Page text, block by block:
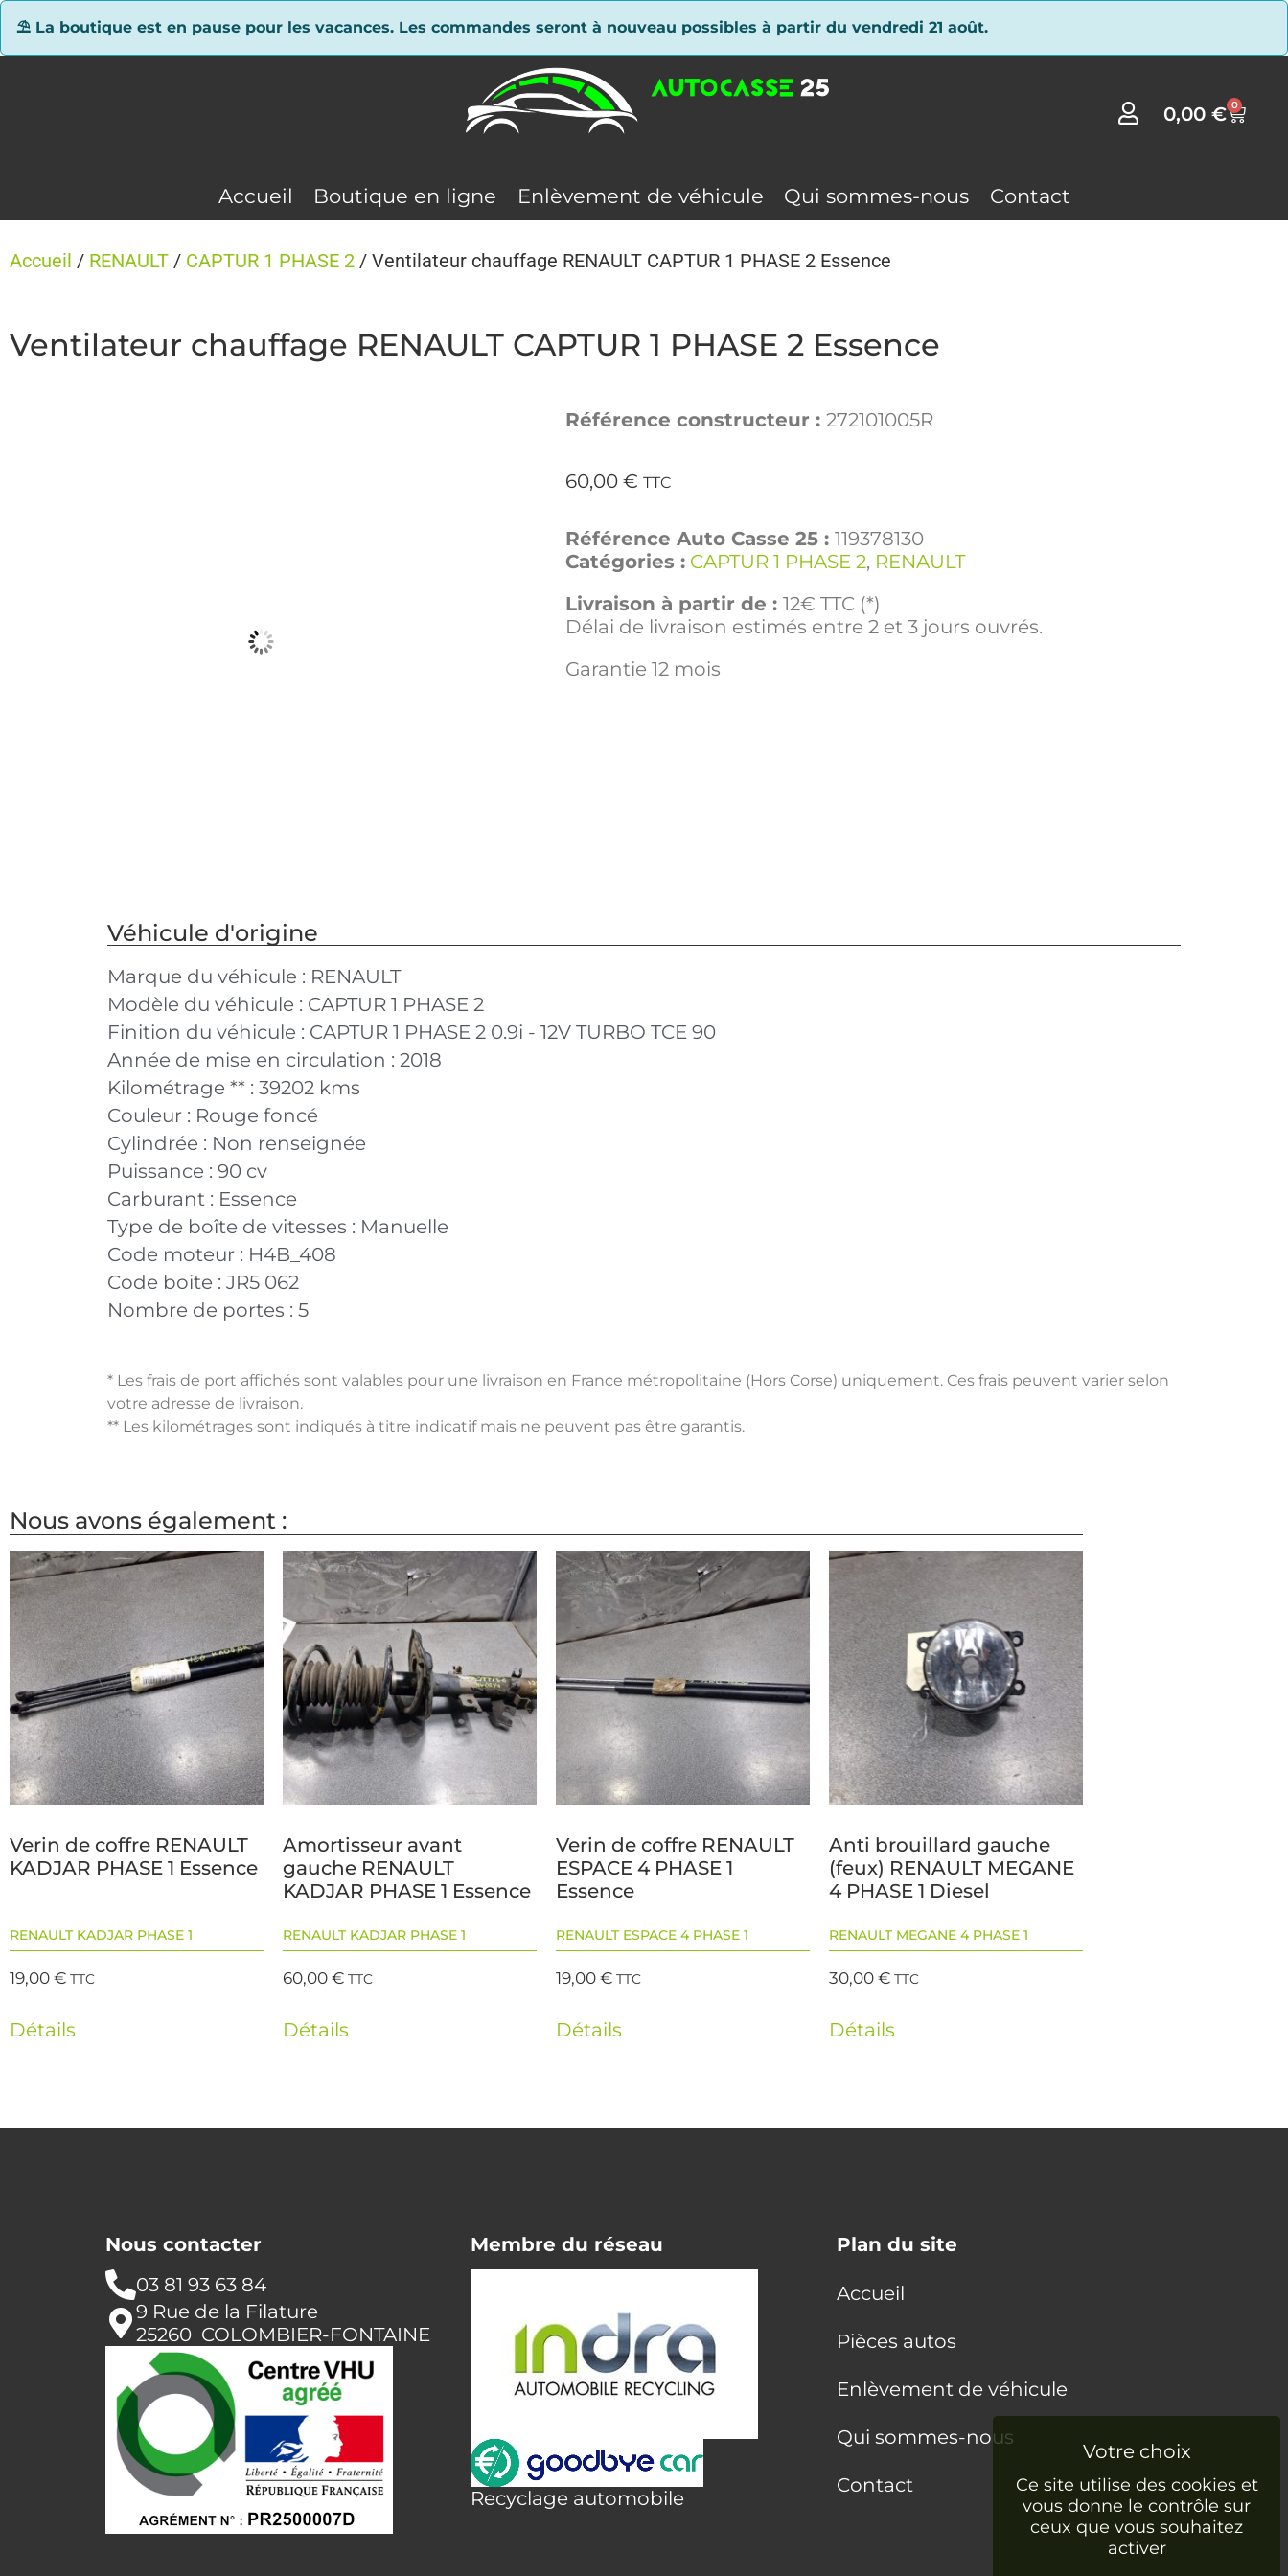
⛱ La boutique est en pause pour les vacances. Les commandes seront à nouveau possibles à partir du vendredi 21 août.
0,00€ 0
Accueil Boutique en ligne Enlèvement de véhicule Qui sommes-nous Contact
Accueil / RENAULT / CAPTUR 1 PHASE 2 / Ventilateur chauffage RENAULT CAPTUR 1 PHASE 2 Essence
Ventilateur chauffage RENAULT CAPTUR 1 PHASE 2 Essence
Référence constructeur : 272101005R
60,00 € TTC
Référence Auto Casse 25 : 119378130
Catégories : CAPTUR 1 PHASE 2, RENAULT
Livraison à partir de : 12€ TTC (*)
Délai de livraison estimés entre 2 et 3 jours ouvrés.
Garantie 12 mois
Véhicule d'origine
Marque du véhicule : RENAULT
Modèle du véhicule : CAPTUR 1 PHASE 2
Finition du véhicule : CAPTUR 1 PHASE 2 0.9i - 12V TURBO TCE 90
Année de mise en circulation : 2018
Kilométrage ** : 39202 kms
Couleur : Rouge foncé
Cylindrée : Non renseignée
Puissance : 90 cv
Carburant : Essence
Type de boîte de vitesses : Manuelle
Code moteur : H4B_408
Code boite : JR5 062
Nombre de portes : 5
* Les frais de port affichés sont valables pour une livraison en France métropolitaine (Hors Corse) uniquement. Ces frais peuvent varier selon
votre adresse de livraison.
** Les kilométrages sont indiqués à titre indicatif mais ne peuvent pas être garantis.
Nous avons également :
Verin de coffre RENAULT
KADJAR PHASE 1 Essence
RENAULT KADJAR PHASE 1
19,00€ TTC
Détails
Amortisseur avant
gauche RENAULT
KADJAR PHASE 1 Essence
RENAULT KADJAR PHASE 1
60,00€ TTC
Détails
Verin de coffre RENAULT
ESPACE 4 PHASE 1
Essence
RENAULT ESPACE 4 PHASE 1
19,00€ TTC
Détails
Anti brouillard gauche
(feux) RENAULT MEGANE
4 PHASE 1 Diesel
RENAULT MEGANE 4 PHASE 1
30,00€ TTC
Détails
Nous contacter
03 81 93 63 84
9 Rue de la Filature
25260 COLOMBIER-FONTAINE
Membre du réseau
Recyclage automobile
Plan du site
Accueil
Pièces autos
Enlèvement de véhicule
Qui sommes-nous
Contact
Panneau de gestion des cookies
Ce site utilise des cookies et
vous donne le contrôle sur
ceux que vous souhaitez
activer